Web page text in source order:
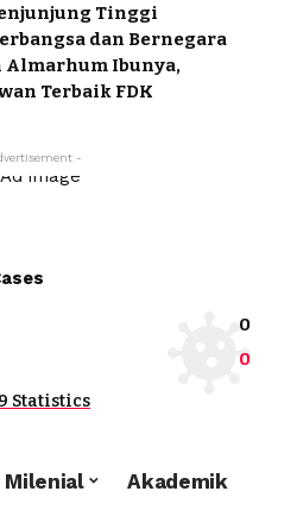
Tinggi
dan Bernegara
Almarhum Ibunya,
Terbaik FDK
-
0
0
Statistics
Milenial Akademik